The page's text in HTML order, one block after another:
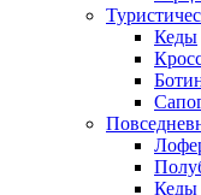
Кеды
Кеды